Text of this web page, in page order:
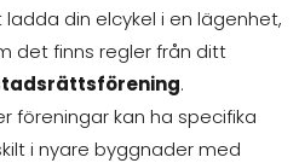
din elcykel i en lägenhet,
det finns regler från ditt
.
föreningar kan ha specifika
i nyare byggnader med